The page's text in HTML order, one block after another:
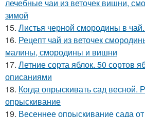
лечебные чаи из веточек вишни,
зимой
15. Листья черной смородины в
16. Рецепт чай из веточек
малины, смородины и вишни
17. Летние сорта яблок. 50 сортов
описаниями
18. Когда опрыскивать сад весной.
опрыскивание
19. Весеннее опрыскивание сада